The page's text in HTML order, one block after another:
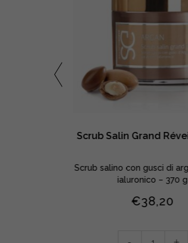
Scrub Salin Grand
Scrub salino con gusci di
ialuronico – 370 g
€38,20